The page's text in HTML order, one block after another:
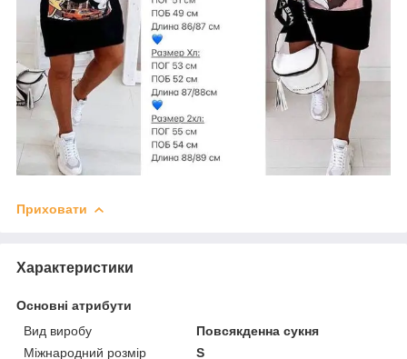
Приховати
Характеристики
Основні атрибути
Вид виробу
Повсякденна сукня
Міжнародний розмір
S